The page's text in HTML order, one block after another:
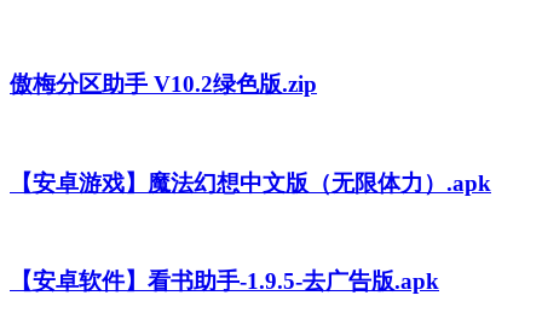
傲梅分区助手 V10.2绿色版.zip
【安卓游戏】魔法幻想中文版（无限体力）.apk
【安卓软件】看书助手-1.9.5-去广告版.apk